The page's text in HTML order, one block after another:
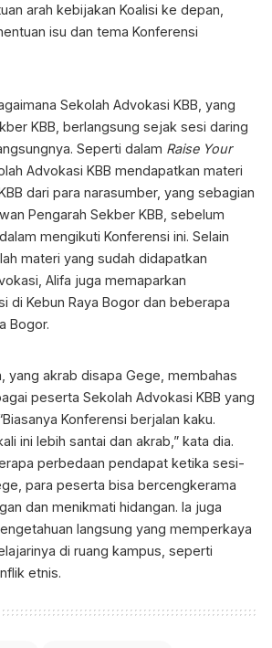
arah kebijakan Koalisi ke depan,
isu dan tema Konferensi
Sekolah Advokasi KBB, yang
KBB, berlangsung sejak sesi daring
Seperti dalam Raise Your
Advokasi KBB mendapatkan materi
dari para narasumber, yang sebagian
Pengarah Sekber KBB, sebelum
mengikuti Konferensi ini. Selain
materi yang sudah didapatkan
Alifa juga memaparkan
di Kebun Raya Bogor dan beberapa
Bogor.
yang akrab disapa Gege, membahas
peserta Sekolah Advokasi KBB yang
Konferensi berjalan kaku.
ini lebih santai dan akrab,” kata dia.
perbedaan pendapat ketika sesi-
para peserta bisa bercengkerama
dan menikmati hidangan. Ia juga
langsung yang memperkaya
di ruang kampus, seperti
etnis.